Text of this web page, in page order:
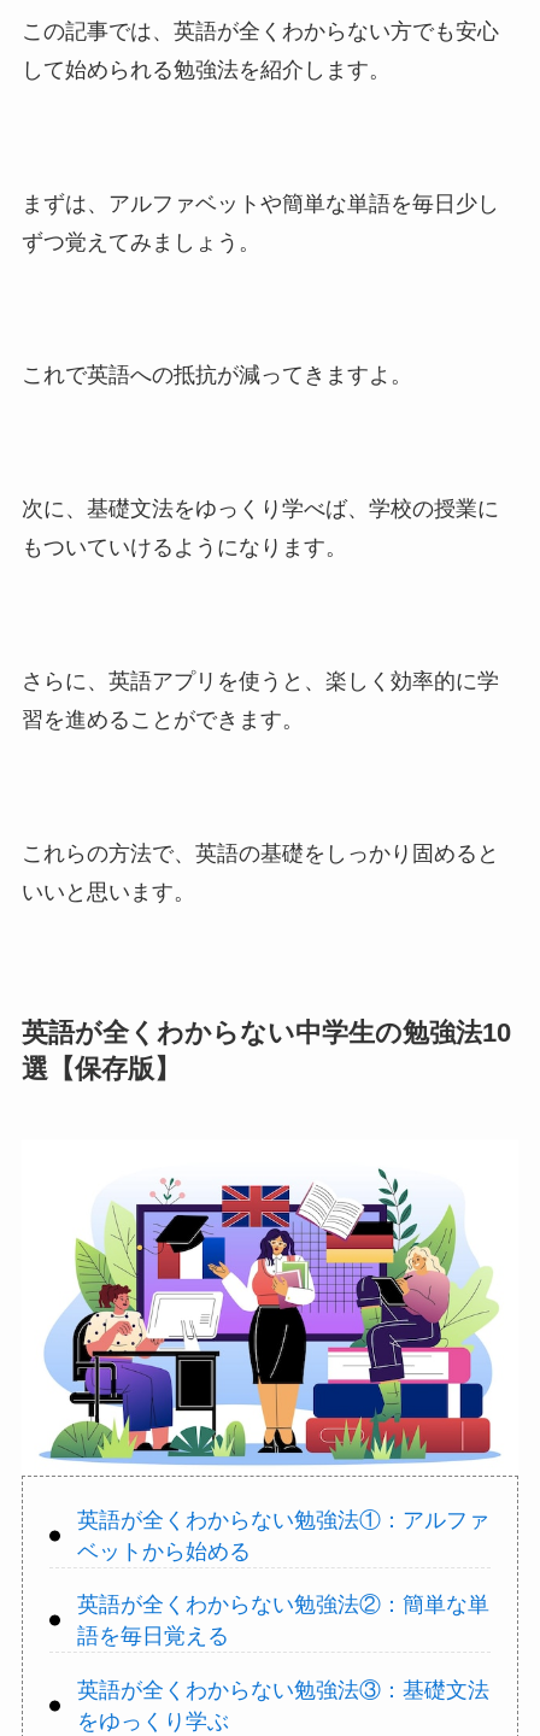
この記事では、英語が全くわからない方でも安心
して始められる勉強法を紹介します。
まずは、アルファベットや簡単な単語を毎日少し
ずつ覚えてみましょう。
これで英語への抵抗が減ってきますよ。
次に、基礎文法をゆっくり学べば、学校の授業に
もついていけるようになります。
さらに、英語アプリを使うと、楽しく効率的に学
習を進めることができます。
これらの方法で、英語の基礎をしっかり固めると
いいと思います。
英語が全くわからない中学生の勉強法10
選【保存版】
英語が全くわからない勉強法①：アルファ
ベットから始める
英語が全くわからない勉強法②：簡単な単
語を毎日覚える
英語が全くわからない勉強法③：基礎文法
をゆっくり学ぶ